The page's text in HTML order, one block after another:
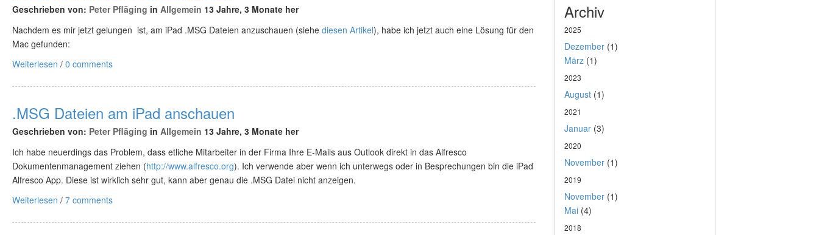
Geschrieben von: Peter Pfläging in Allgemein 13 Jahre, 3 Monate her
Nachdem es mir jetzt gelungen ist, am iPad .MSG Dateien anzuschauen (siehe diesen Artikel), habe ich jetzt auch eine Lösung für den
Mac gefunden:
Weiterlesen / 0 comments
.MSG Dateien am iPad anschauen
Geschrieben von: Peter Pfläging in Allgemein 13 Jahre, 3 Monate her
Ich habe neuerdings das Problem, dass etliche Mitarbeiter in der Firma Ihre E-Mails aus Outlook direkt in das Alfresco
Dokumentenmanagement ziehen (http://www.alfresco.org). Ich verwende aber wenn ich unterwegs oder in Besprechungen bin die iPad
Alfresco App. Diese ist wirklich sehr gut, kann aber genau die .MSG Datei nicht anzeigen.
Weiterlesen / 7 comments
Archiv
2025
Dezember(1)
März(1)
2023
August(1)
2021
Januar(3)
2020
November(1)
2019
November(1)
Mai(4)
2018